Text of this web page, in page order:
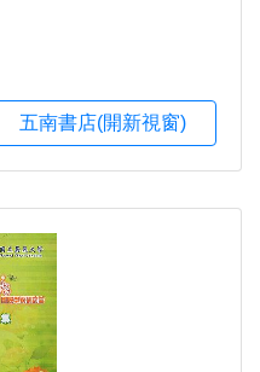
五南書店(開新視窗)